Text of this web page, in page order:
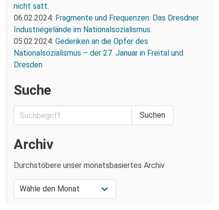
nicht satt.
06.02.2024: Fragmente und Frequenzen: Das Dresdner
Industriegelände im Nationalsozialismus.
05.02.2024: Gedenken an die Opfer des
Nationalsozialismus – der 27. Januar in Freital und
Dresden
Suche
Archiv
Durchstöbere unser monatsbasiertes Archiv